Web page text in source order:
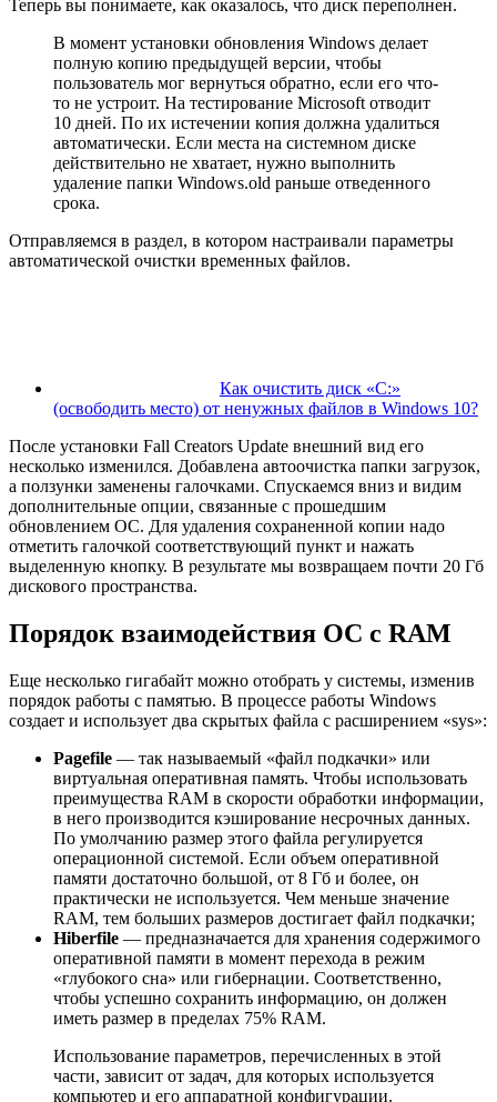
Теперь вы понимаете, как оказалось, что диск переполнен.
В момент установки обновления Windows делает
полную копию предыдущей версии, чтобы
пользователь мог вернуться обратно, если его что-
то не устроит. На тестирование Microsoft отводит
10 дней. По их истечении копия должна удалиться
автоматически. Если места на системном диске
действительно не хватает, нужно выполнить
удаление папки Windows.old раньше отведенного
срока.
Отправляемся в раздел, в котором настраивали параметры
автоматической очистки временных файлов.
Как очистить диск «С:»
(освободить место) от ненужных файлов в Windows 10?
После установки Fall Creators Update внешний вид его
несколько изменился. Добавлена автоочистка папки загрузок,
а ползунки заменены галочками. Спускаемся вниз и видим
дополнительные опции, связанные с прошедшим
обновлением ОС. Для удаления сохраненной копии надо
отметить галочкой соответствующий пункт и нажать
выделенную кнопку. В результате мы возвращаем почти 20 Гб
дискового пространства.
Порядок взаимодействия ОС с RAM
Еще несколько гигабайт можно отобрать у системы, изменив
порядок работы с памятью. В процессе работы Windows
создает и использует два скрытых файла с расширением «sys»:
Pagefile — так называемый «файл подкачки» или
виртуальная оперативная память. Чтобы использовать
преимущества RAM в скорости обработки информации,
в него производится кэширование несрочных данных.
По умолчанию размер этого файла регулируется
операционной системой. Если объем оперативной
памяти достаточно большой, от 8 Гб и более, он
практически не используется. Чем меньше значение
RAM, тем больших размеров достигает файл подкачки;
Hiberfile — предназначается для хранения содержимого
оперативной памяти в момент перехода в режим
«глубокого сна» или гибернации. Соответственно,
чтобы успешно сохранить информацию, он должен
иметь размер в пределах 75% RAM.
Использование параметров, перечисленных в этой
части, зависит от задач, для которых используется
компьютер и его аппаратной конфигурации.